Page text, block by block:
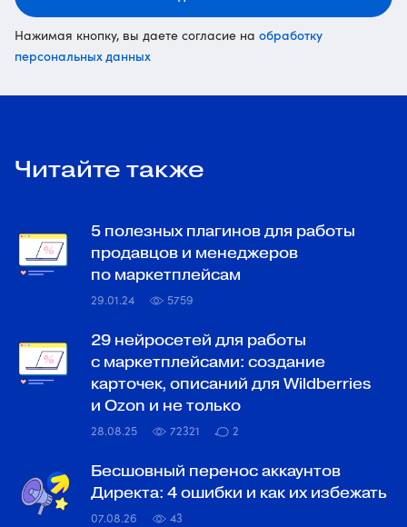
Нажимая кнопку, вы даете согласие на обработку
персональных данных
Читайте также
5 полезных плагинов для работы
продавцов и менеджеров
по маркетплейсам
29.01.24 5759
29 нейросетей для работы
с маркетплейсами: создание
карточек, описаний для Wildberries
и Ozon и не только
28.08.25 72321 2
Бесшовный перенос аккаунтов
Директа: 4 ошибки и как их избежать
07.08.26 43